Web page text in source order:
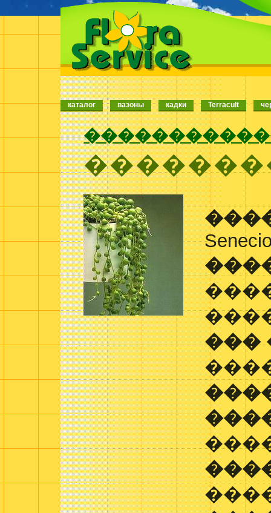
каталог вазоны кадки Terracult
���